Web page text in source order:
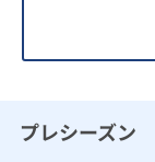
プレシーズン